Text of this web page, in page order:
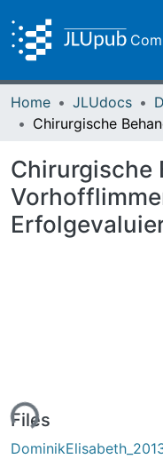
Home JLUdocs
Chirurgische
Files